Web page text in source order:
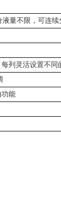
量不限，可连续
列灵活设置不同
功能